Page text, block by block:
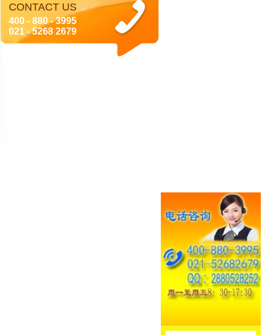
CONTACT US
400 - 880 - 3995
021 - 5268 2679